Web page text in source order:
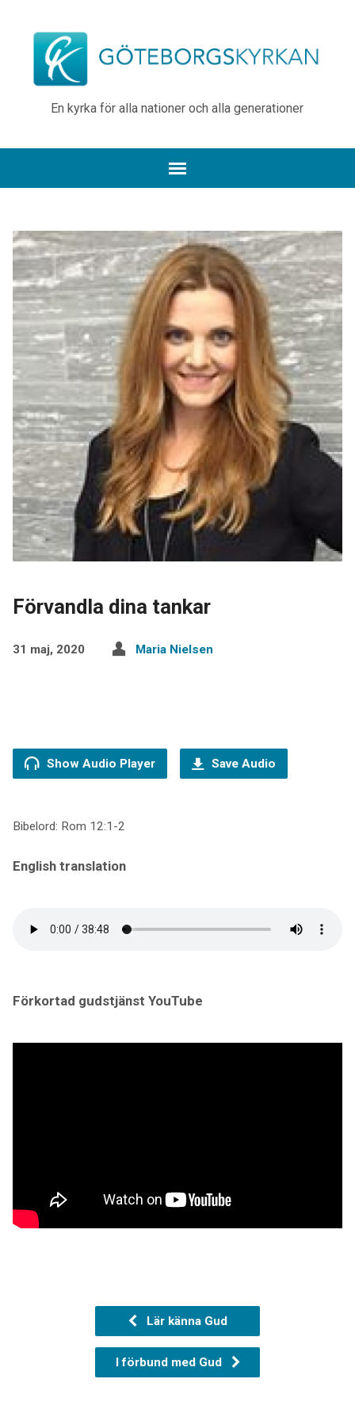
En kyrka för alla nationer och alla generationer
Förvandla dina tankar
31 maj, 2020 Maria Nielsen
Show Audio Player Save Audio
Bibelord: Rom 12:1-2
English translation
Förkortad gudstjänst YouTube
Lär känna Gud
I förbund med Gud